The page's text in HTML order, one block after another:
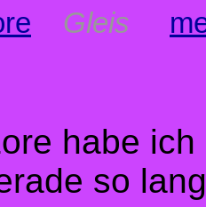
Gleis
habe
so